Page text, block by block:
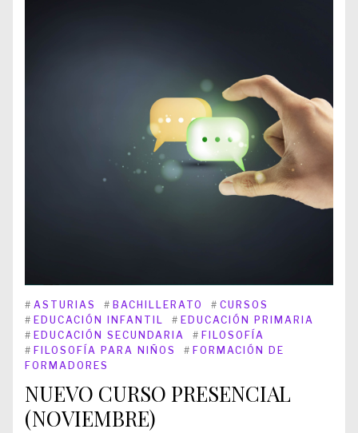
# ASTURIAS # BACHILLERATO # CURSOS
# EDUCACIÓN INFANTIL # EDUCACIÓN PRIMARIA
# EDUCACIÓN SECUNDARIA # FILOSOFÍA
# FILOSOFÍA PARA NIÑOS # FORMACIÓN DE
FORMADORES
NUEVO CURSO PRESENCIAL
(NOVIEMBRE)